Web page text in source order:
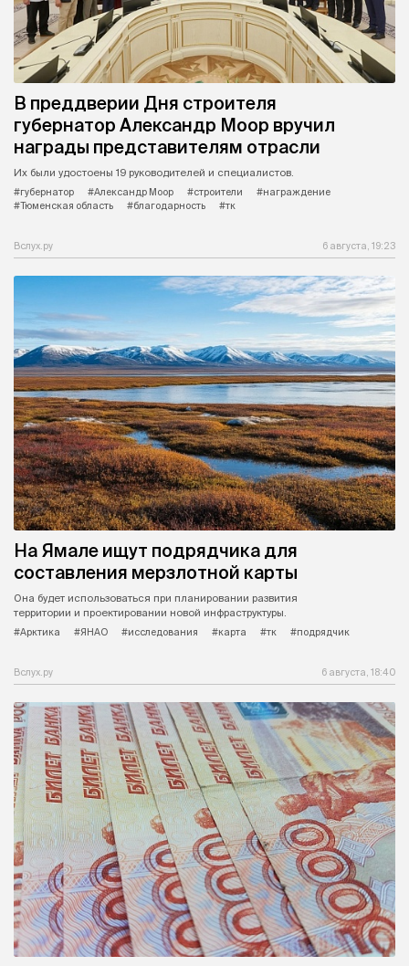
В преддверии Дня строителя
губернатор Александр Моор вручил
награды представителям отрасли
Их были удостоены 19 руководителей и специалистов.
#губернатор
#Александр Моор #строители
#награждение
#Тюменская область
#благодарность #тк
Вслух.ру 6 августа, 19:23
На Ямале ищут подрядчика для
составления мерзлотной карты
Она будет использоваться при планировании развития
территории и проектировании новой инфраструктуры.
#Арктика
#ЯНАО #исследования #карта #тк #подрядчик
Вслух.ру 6 августа, 18:40